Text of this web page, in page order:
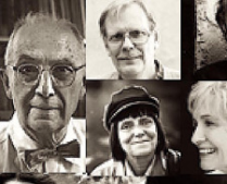
Skip
to
content